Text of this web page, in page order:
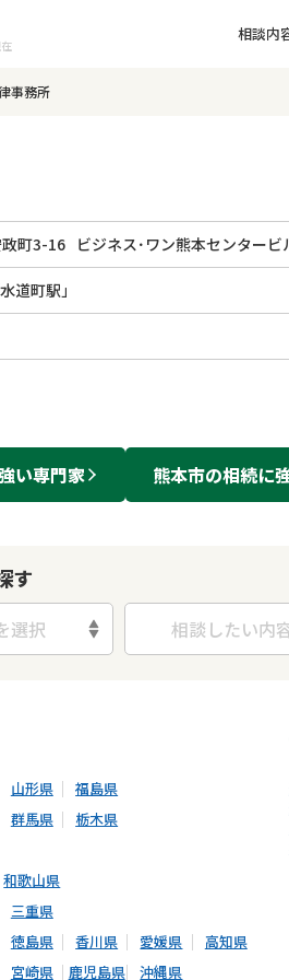
相談内
事務所
町3-16 ビジネス･ワン熊本センタービ
道町駅」
い専門家 熊本市の相続に
す
選択 相談したい内
山形県
福島県
群馬県
栃木県
和歌山県
三重県
徳島県 香川県 愛媛県
高知県
宮崎県 鹿児島県 沖縄県